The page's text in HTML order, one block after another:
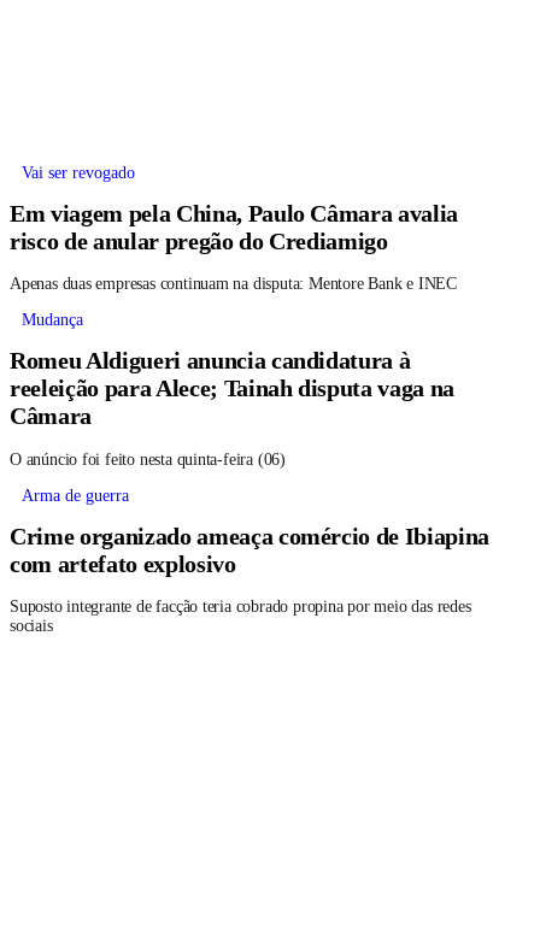
Vai ser revogado
Em viagem pela China, Paulo Câmara avalia
risco de anular pregão do Crediamigo
Apenas duas empresas continuam na disputa: Mentore Bank e INEC
Mudança
Romeu Aldigueri anuncia candidatura à
reeleição para Alece; Tainah disputa vaga na
Câmara
O anúncio foi feito nesta quinta-feira (06)
Arma de guerra
Crime organizado ameaça comércio de Ibiapina
com artefato explosivo
Suposto integrante de facção teria cobrado propina por meio das redes
sociais